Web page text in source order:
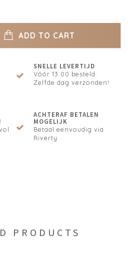
ADD TO CART
SNELLE LEVERTIJD
Vóór 13:00 besteld.
Zelfde dag verzonden!
ACHTERAF BETALEN
MOGELIJK
Betaal eenvoudig via
Riverty
PRODUCTS